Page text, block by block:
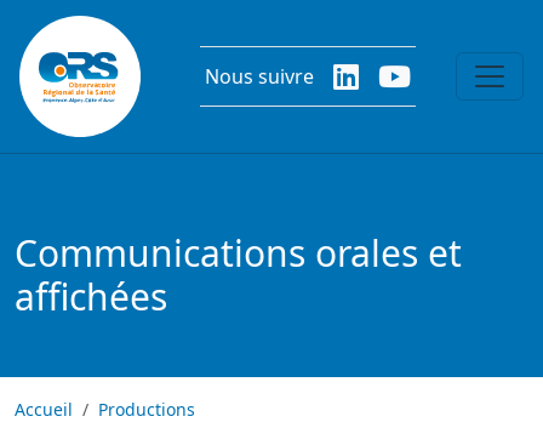
Aller au contenu principal
Nous suivre
Communications orales et
affichées
Accueil Productions